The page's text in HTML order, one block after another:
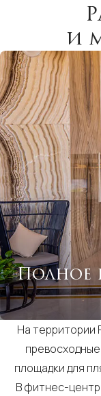
и
На территории
площадки для
В фитнес-
Полное